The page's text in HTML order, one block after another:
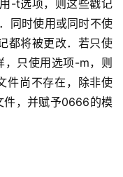
-t选项，则这些戳记
同时使用或同时不使
都将被更改．若只使
只使用选项-m，则
件尚不存在，除非使
，并赋予0666的模